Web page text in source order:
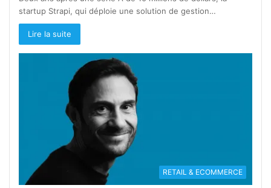
startup Strapi, qui déploie une solution de gestion…
Lire la suite
RETAIL & ECOMMERCE